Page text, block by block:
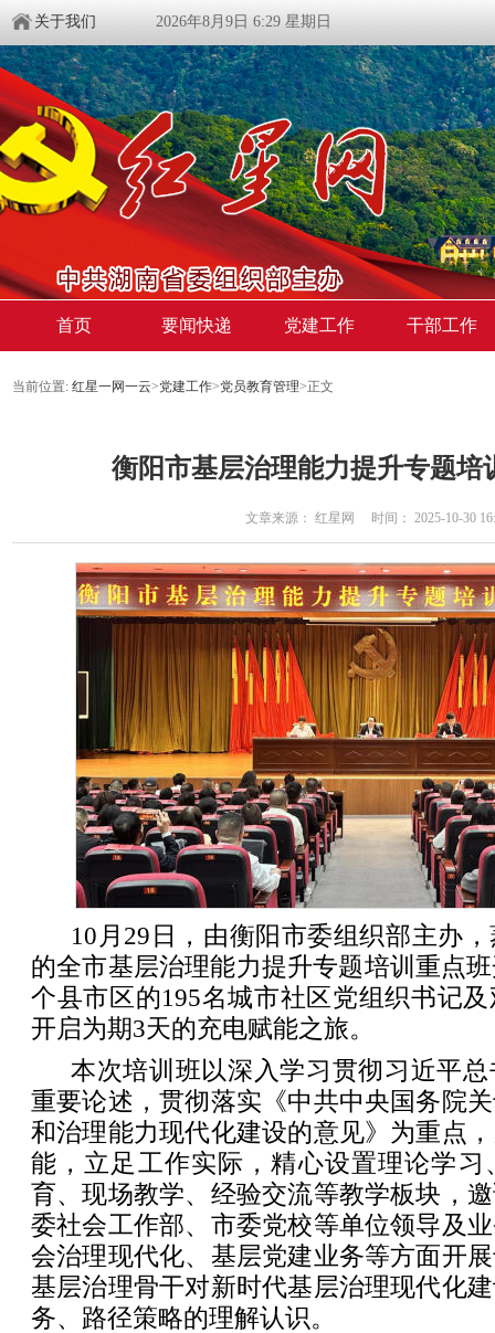
关于我们 2026年8月9日 6:29 星期日
首页 要闻快递 党建工作 干部工作
当前位置: 红星一网一云>党建工作>党员教育管理>正文
衡阳市基层治理能力提升专题培
文章来源： 红星网 时间： 2025-10-30
10月29日，由衡阳市委组织部主办
的全市基层治理能力提升专题培训重点
个县市区的195名城市社区党组织书记
开启为期3天的充电赋能之旅。
本次培训班以深入学习贯彻习近平
重要论述，贯彻落实《中共中央国务院
和治理能力现代化建设的意见》为重点
能，立足工作实际，精心设置理论学习
育、现场教学、经验交流等教学板块，
委社会工作部、市委党校等单位领导及
会治理现代化、基层党建业务等方面开
基层治理骨干对新时代基层治理现代化
务、路径策略的理解认识。